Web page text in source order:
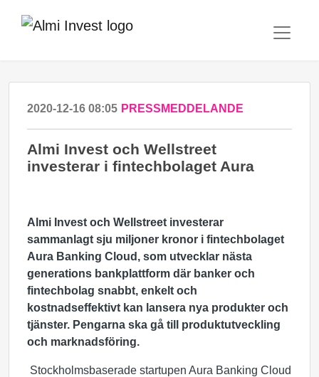
2020-12-16 08:05 PRESSMEDDELANDE
Almi Invest och Wellstreet
investerar i fintechbolaget Aura
Almi Invest och Wellstreet investerar
sammanlagt sju miljoner kronor i fintechbolaget
Aura Banking Cloud, som utvecklar nästa
generations bankplattform där banker och
fintechbolag snabbt, enkelt och
kostnadseffektivt kan lansera nya produkter och
tjänster. Pengarna ska gå till produktutveckling
och marknadsföring.
Stockholmsbaserade startupen Aura Banking Cloud